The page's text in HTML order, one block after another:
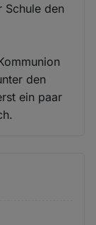
Schule den
den
ein paar